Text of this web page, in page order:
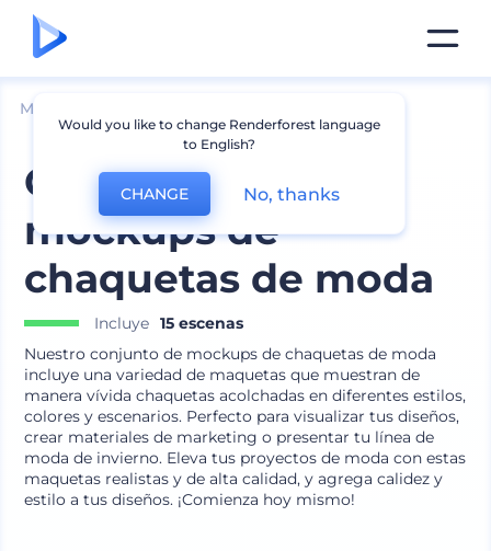
Mockups
Conjunto de
mockups de
chaquetas de moda
Incluye 15 escenas
Nuestro conjunto de mockups de chaquetas de moda
incluye una variedad de maquetas que muestran de
manera vívida chaquetas acolchadas en diferentes estilos,
colores y escenarios. Perfecto para visualizar tus diseños,
crear materiales de marketing o presentar tu línea de
moda de invierno. Eleva tus proyectos de moda con estas
maquetas realistas y de alta calidad, y agrega calidez y
estilo a tus diseños. ¡Comienza hoy mismo!
Would you like to change Renderforest language
to English?
CHANGE No, thanks